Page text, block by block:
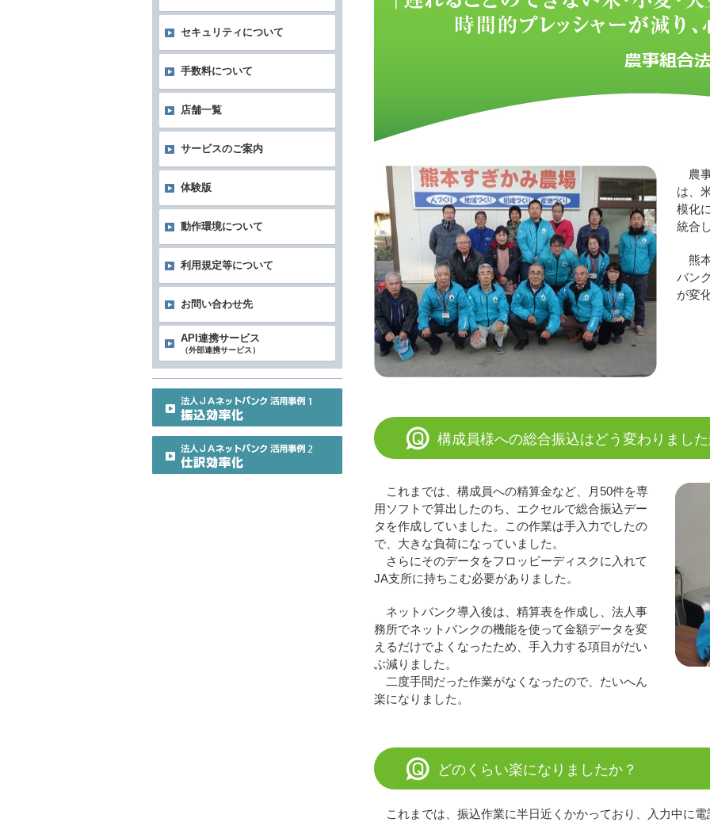
農
は、
模化
統合
熊
バン
が変
構成員様への総合振込はどう変わりまし
これまでは、構成員への精算金など、月50件を専
用ソフトで算出したのち、エクセルで総合振込デー
タを作成していました。この作業は手入力でしたの
で、大きな負荷になっていました。
さらにそのデータをフロッピーディスクに入れて
JA支所に持ちこむ必要がありました。
ネットバンク導入後は、精算表を作成し、法人事
務所でネットバンクの機能を使って金額データを変
えるだけでよくなったため、手入力する項目がだい
ぶ減りました。
二度手間だった作業がなくなったので、たいへん
楽になりました。
どのくらい楽になりましたか？
これまでは、振込作業に半日近くかかっており、入力中に
セキュリティについて
手数料について
店舗一覧
サービスのご案内
体験版
動作環境について
利用規定等について
お問い合わせ先
API連携サービス
（外部連携サービス）